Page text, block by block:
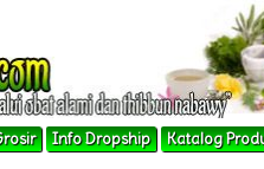
Info Dropship
Katalog